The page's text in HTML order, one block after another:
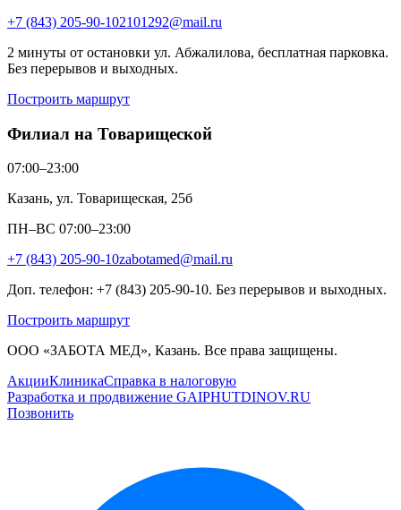
+7 (843) 205-90-102101292@mail.ru
2 минуты от остановки ул. Абжалилова, бесплатная парковка.
Без перерывов и выходных.
Построить маршрут
Филиал на Товарищеской
07:00–23:00
Казань, ул. Товарищеская, 25б
ПН–ВС 07:00–23:00
+7 (843) 205-90-10zabotamed@mail.ru
Доп. телефон: +7 (843) 205-90-10. Без перерывов и выходных.
Построить маршрут
ООО «ЗАБОТА МЕД», Казань. Все права защищены.
АкцииКлиникаСправка в налоговую
Разработка и продвижение GAIPHUTDINOV.RU
Позвонить